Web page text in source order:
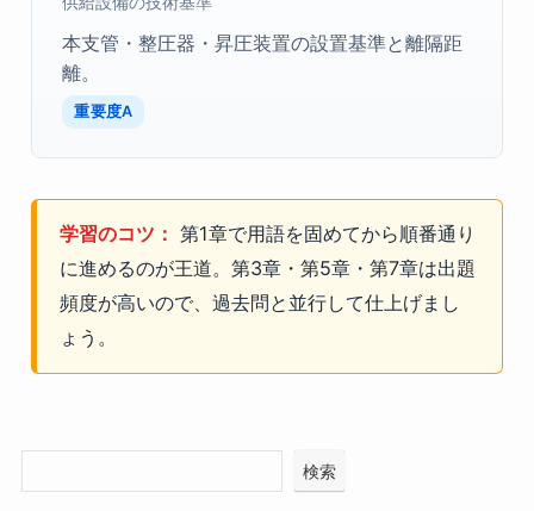
本支管・整圧器・昇圧装置の設置基準と離隔距
離。
重要度A
学習のコツ： 第1章で用語を固めてから順番通り
に進めるのが王道。第3章・第5章・第7章は出題
頻度が高いので、過去問と並行して仕上げまし
ょう。
検索